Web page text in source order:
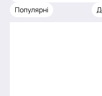
Популярні